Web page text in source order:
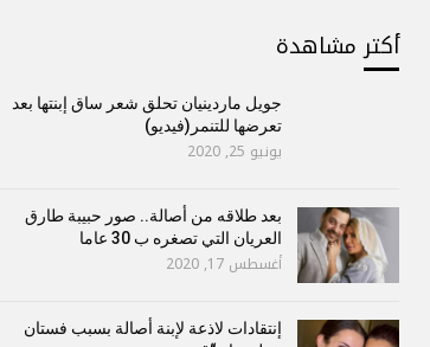
أكتر مشاهدة
جويل ماردينيان تحلق شعر ساق إبنتها بعد
تعرضها للتنمر(فيديو)
يونيو 25, 2020
بعد طلاقه من أصالة.. صور حبيبة طارق
العريان التي تصغره ب 30 عاما
أغسطس 17, 2020
إنتقادات لاذعة لإبنة أصالة بسبب فستان